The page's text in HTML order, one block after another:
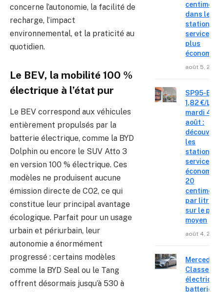
concerne l’autonomie, la facilité de
recharge, l’impact
environnemental, et la praticité au
quotidien.
Le BEV, la mobilité 100 %
électrique à l’état pur
Le BEV correspond aux véhicules
entièrement propulsés par la
batterie électrique, comme la BYD
Dolphin ou encore le SUV Atto 3
en version 100 % électrique. Ces
modèles ne produisent aucune
émission directe de CO2, ce qui
constitue leur principal avantage
écologique. Parfait pour un usage
urbain et périurbain, leur
autonomie a énormément
progressé : certains modèles
comme la BYD Seal ou le Tang
offrent désormais jusqu’à 530 à
centimes
dans les
stations-
service
plus
août 5,
SP95-E10
1,82 €/L
mardi 4
août :
les
stations-
service où
20
centimes
par litre
sur le prix
moyen
août 4,
Mercedes
Classe C
batterie